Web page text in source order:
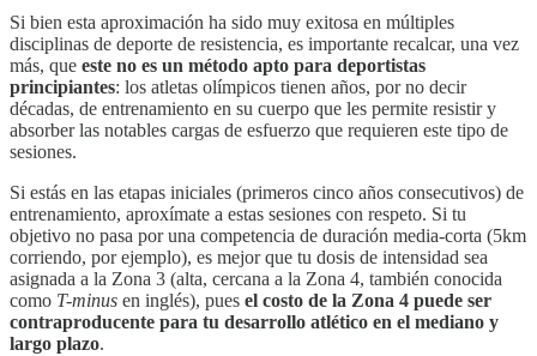
Si bien esta aproximación ha sido muy exitosa en múltiples
disciplinas de deporte de resistencia, es importante recalcar, una vez
más, que este no es un método apto para deportistas
principiantes: los atletas olímpicos tienen años, por no decir
décadas, de entrenamiento en su cuerpo que les permite resistir y
absorber las notables cargas de esfuerzo que requieren este tipo de
sesiones.
Si estás en las etapas iniciales (primeros cinco años consecutivos) de
entrenamiento, aproxímate a estas sesiones con respeto. Si tu
objetivo no pasa por una competencia de duración media-corta (5km
corriendo, por ejemplo), es mejor que tu dosis de intensidad sea
asignada a la Zona 3 (alta, cercana a la Zona 4, también conocida
como T-minus en inglés), pues el costo de la Zona 4 puede ser
contraproducente para tu desarrollo atlético en el mediano y
largo plazo.